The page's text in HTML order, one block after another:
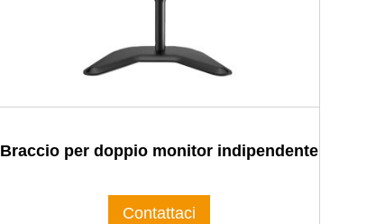
Braccio per doppio monitor indipendente
Contattaci